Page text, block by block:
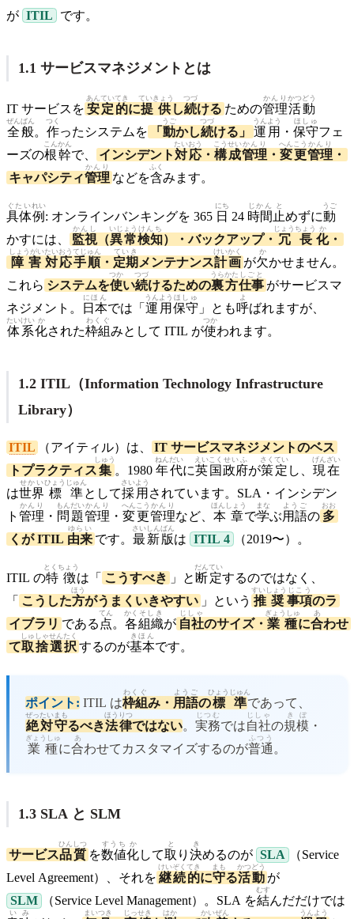
が ITIL です。
1.1 サービスマネジメントとは
IT サービスを 安定
あんてい
的
てき
に提供
ていきょう
し続
つづ
ける ための管理
かんり
活動
かつどう
全般
ぜんぱん
。 作
つく
ったシステムを 「 動
うご
かし続
つづ
ける」 運用
うんよう
・ 保守
ほしゅ
フェ
ーズの根幹
こんかん
で、 インシデント対応
たいおう
・ 構成
こうせい
管理
かんり
・ 変更
へんこう
管理
かんり
・
キャパシティ管理
かんり
などを含
ふく
みます。
具体
ぐたい
例
れい
: オンラインバンキングを 365 日
にち
24 時間
じかん
止
と
めずに動
うご
かすには、 監視
かんし
（異常
いじょう
検知
けんち
）・バックアップ・ 冗長
じょうちょう
化
か
・
障害
しょうがい
対応
たいおう
手順
てじゅん
・ 定期
ていき
メンテナンス計画
けいかく
が欠
か
かせません。
これら システムを使
つか
い続
つづ
けるための裏方
うらかた
仕事
しごと
がサービスマ
ネジメント。
日本
にほん
では「 運用
うんよう
保守
ほしゅ
」とも呼
よ
ばれますが、
体系
たいけい
化
か
された枠組
わくぐ
みとして ITIL が使
つか
われます。
1.2 ITIL（Information Technology Infrastructure
Library）
ITIL （アイティル）は、
IT サービスマネジメントのベス
トプラクティス集
しゅう
。1980 年代
ねんだい
に英国
えいこく
政府
せいふ
が策定
さくてい
し、 現在
げんざい
は世界
せかい
標準
ひょうじゅん
として採用
さいよう
されています。SLA・インシデン
ト 管理
かんり
・ 問題
もんだい
管理
かんり
・ 変更
へんこう
管理
かんり
など、 本章
ほんしょう
で学
まな
ぶ用語
ようご
の 多
おお
くが ITIL 由来
ゆらい
です。 最新
さいしん
版
ばん
は ITIL 4 （2019〜）。
ITIL の特徴
とくちょう
は「 こうすべき 」と 断定
だんてい
するのではなく、
「
こうした方
ほう
がうまくいきやすい 」という 推奨
すいしょう
事項
じこう
のラ
イブラリ である 点
てん
。 各
かく
組織
そしき
が 自社
じしゃ
のサイズ・ 業種
ぎょうしゅ
に合
あ
わせ
て取捨選択
しゅしゃせんたく
するのが基本
きほん
です。
ポイント: ITIL は枠組
わくぐ
み・ 用語
ようご
の標準
ひょうじゅん
であって、
絶対
ぜったい
守
まも
るべき法律
ほうりつ
ではない。 実務
じつむ
では自社
じしゃ
の規模
きぼ
・
業種
ぎょうしゅ
に合
あ
わせてカスタマイズするのが普通
ふつう
。
1.3 SLA と SLM
サービス品質
ひんしつ
を数値
すうち
化
か
して取
と
り 決
き
めるのが SLA
（Service
Level Agreement）、それを 継続
けいぞく
的
てき
に守
まも
る活動
かつどう
が
SLM
（Service Level Management）。SLA を結
むす
んだだけでは
いみ まいつき じっせき はか かいぜん うんよう